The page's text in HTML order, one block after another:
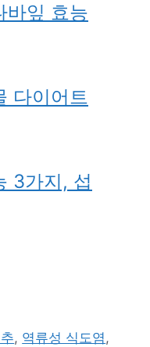
바잎 효능
다이어트
3가지, 섭
, 역류성 식도염,